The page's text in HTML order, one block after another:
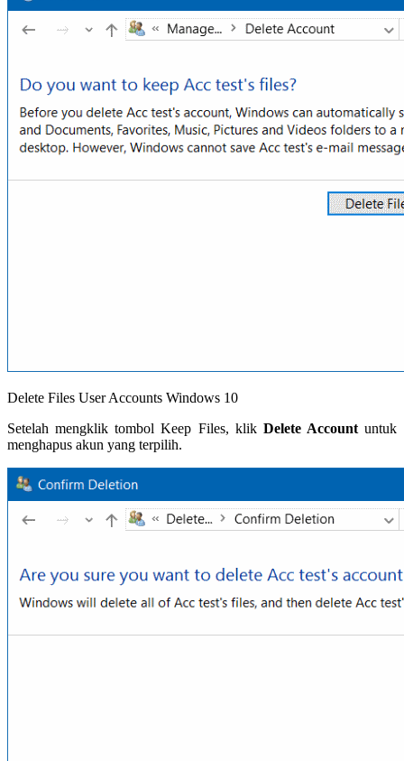
Delete Files User Accounts Windows 10
Setelah mengklik tombol Keep Files, klik Delete Accountuntuk
menghapus akun yang terpilih.